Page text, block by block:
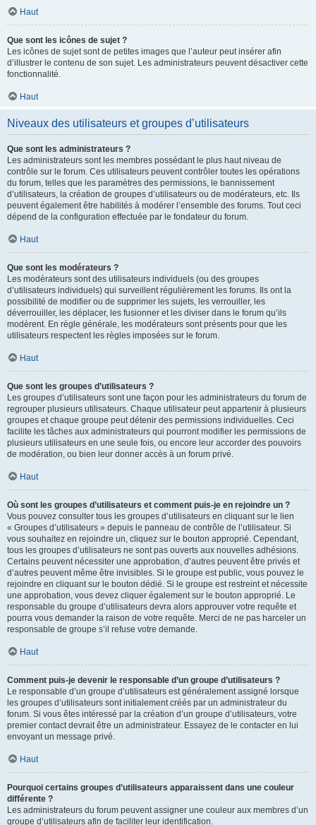
Haut
Que sont les icônes de sujet ?
Les icônes de sujet sont de petites images que l’auteur peut insérer afin
d’illustrer le contenu de son sujet. Les administrateurs peuvent désactiver cette
fonctionnalité.
Haut
Niveaux des utilisateurs et groupes d’utilisateurs
Que sont les administrateurs ?
Les administrateurs sont les membres possédant le plus haut niveau de
contrôle sur le forum. Ces utilisateurs peuvent contrôler toutes les opérations
du forum, telles que les paramètres des permissions, le bannissement
d’utilisateurs, la création de groupes d’utilisateurs ou de modérateurs, etc. Ils
peuvent également être habilités à modérer l’ensemble des forums. Tout ceci
dépend de la configuration effectuée par le fondateur du forum.
Haut
Que sont les modérateurs ?
Les modérateurs sont des utilisateurs individuels (ou des groupes
d’utilisateurs individuels) qui surveillent régulièrement les forums. Ils ont la
possibilité de modifier ou de supprimer les sujets, les verrouiller, les
déverrouiller, les déplacer, les fusionner et les diviser dans le forum qu’ils
modèrent. En règle générale, les modérateurs sont présents pour que les
utilisateurs respectent les règles imposées sur le forum.
Haut
Que sont les groupes d’utilisateurs ?
Les groupes d’utilisateurs sont une façon pour les administrateurs du forum de
regrouper plusieurs utilisateurs. Chaque utilisateur peut appartenir à plusieurs
groupes et chaque groupe peut détenir des permissions individuelles. Ceci
facilite les tâches aux administrateurs qui pourront modifier les permissions de
plusieurs utilisateurs en une seule fois, ou encore leur accorder des pouvoirs
de modération, ou bien leur donner accès à un forum privé.
Haut
Où sont les groupes d’utilisateurs et comment puis-je en rejoindre un ?
Vous pouvez consulter tous les groupes d’utilisateurs en cliquant sur le lien
« Groupes d’utilisateurs » depuis le panneau de contrôle de l’utilisateur. Si
vous souhaitez en rejoindre un, cliquez sur le bouton approprié. Cependant,
tous les groupes d’utilisateurs ne sont pas ouverts aux nouvelles adhésions.
Certains peuvent nécessiter une approbation, d’autres peuvent être privés et
d’autres peuvent même être invisibles. Si le groupe est public, vous pouvez le
rejoindre en cliquant sur le bouton dédié. Si le groupe est restreint et nécessite
une approbation, vous devez cliquer également sur le bouton approprié. Le
responsable du groupe d’utilisateurs devra alors approuver votre requête et
pourra vous demander la raison de votre requête. Merci de ne pas harceler un
responsable de groupe s’il refuse votre demande.
Haut
Comment puis-je devenir le responsable d’un groupe d’utilisateurs ?
Le responsable d’un groupe d’utilisateurs est généralement assigné lorsque
les groupes d’utilisateurs sont initialement créés par un administrateur du
forum. Si vous êtes intéressé par la création d’un groupe d’utilisateurs, votre
premier contact devrait être un administrateur. Essayez de le contacter en lui
envoyant un message privé.
Haut
Pourquoi certains groupes d’utilisateurs apparaissent dans une couleur
différente ?
Les administrateurs du forum peuvent assigner une couleur aux membres d’un
groupe d’utilisateurs afin de faciliter leur identification.